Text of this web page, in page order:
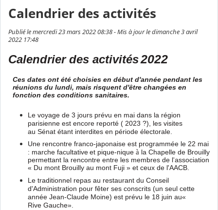
Calendrier des activités
Publié le mercredi 23 mars 2022 08:38 - Mis à jour le dimanche 3 avril
2022 17:48
Calendrier des activités2022
Ces dates ont été choisies en début d'année pendant les
réunions du lundi, mais risquent d'être changées en
fonction des conditions sanitaires.
Le voyage de 3 jours prévu en mai dans la région
parisienne est encore reporté ( 2023 ?), les visites
au Sénat étant interdites en période électorale.
Une rencontre franco-japonaise est programmée le 22 mai
: marche facultativeet pique-nique à la Chapelle de Brouilly
permettant la rencontre entre les membres de l'association
« Du mont Brouilly au mont Fuji » et ceux de l'AACB.
Le traditionnel repas au restaurant du Conseil
d'Administration pour fêter ses conscrits (un seul cette
année Jean-Claude Moine) est prévu le 18 juin au«
Rive Gauche».